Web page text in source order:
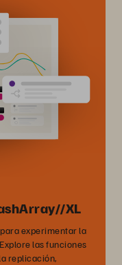
XL
experimentar la
las funciones
replicación,